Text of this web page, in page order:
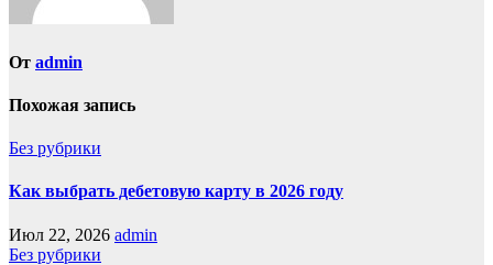
От admin
Похожая запись
Без рубрики
Как выбрать дебетовую карту в 2026 году
Июл 22, 2026 admin
Без рубрики